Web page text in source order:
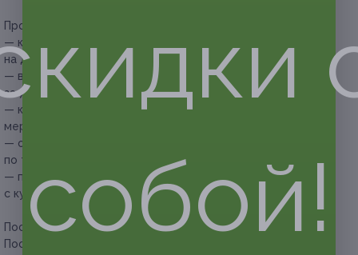
Прочие условия:
— купоны не суммируются и не распространяются
на другие спецпредложения кафе;
— выбор горячих блюд осуществляется не позднее чем
за 7 дней до посещения кафе;
— клиент обязан сообщить об отмене или переносе
мероприятия не позднее чем за 7 дней;
— обязательно предварительное бронирование столиков
по телефону +7 (904) 092-91-71;
— после покупки необходимо позвонить или приехать
с купонами в ресторан для выбора блюд.
Посмотреть банкетное меню.
Посмотреть страницу в Instagram.
собой!